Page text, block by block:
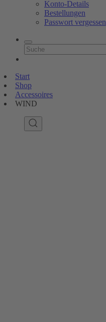
Konto-Details
Bestellungen
Passwort vergessen
Start
Shop
Accessoires
WIND